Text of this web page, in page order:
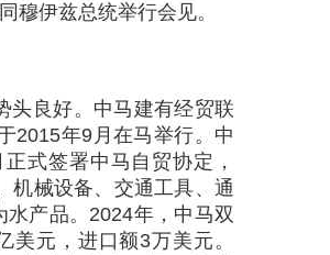
穆伊兹总统举行会见。
头良好。中马建有经贸联
2015年9月在马举行。中
式签署中马自贸协定，
机械设备、交通工具、通
产品。2024年，中马双
元，进口额3万美元。